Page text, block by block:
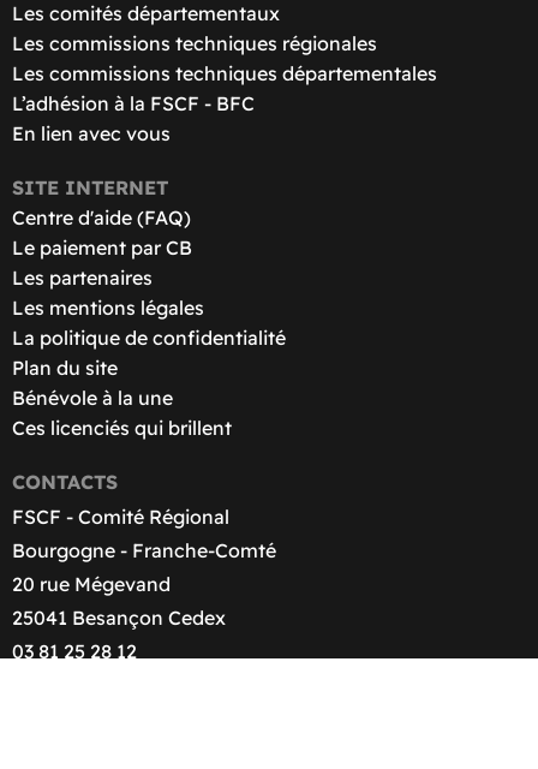
Les comités départementaux
Les commissions techniques régionales
Les commissions techniques départementales
L’adhésion à la FSCF - BFC
En lien avec vous
SITE INTERNET
Centre d'aide (FAQ)
Le paiement par CB
Les partenaires
Les mentions légales
La politique de confidentialité
Plan du site
Bénévole à la une
Ces licenciés qui brillent
CONTACTS
FSCF - Comité Régional
Bourgogne - Franche-Comté
20 rue Mégevand
25041 Besançon Cedex
03 81 25 28 12